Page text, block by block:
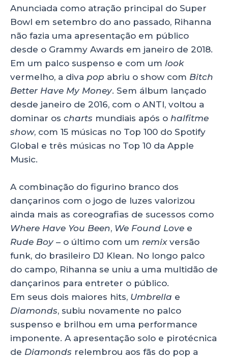
Anunciada como atração principal do Super
Bowl em setembro do ano passado, Rihanna
não fazia uma apresentação em público
desde o Grammy Awards em janeiro de 2018.
Em um palco suspenso e com um look
vermelho, a diva pop abriu o show com Bitch
Better Have My Money. Sem álbum lançado
desde janeiro de 2016, com o ANTI, voltou a
dominar os charts mundiais após o halfitme
show, com 15 músicas no Top 100 do Spotify
Global e três músicas no Top 10 da Apple
Music.
A combinação do figurino branco dos
dançarinos com o jogo de luzes valorizou
ainda mais as coreografias de sucessos como
Where Have You Been, We Found Love e
Rude Boy– o último com um remix versão
funk, do brasileiro DJ Klean. No longo palco
do campo, Rihanna se uniu a uma multidão de
dançarinos para entreter o público.
Em seus dois maiores hits, Umbrella e
Diamonds, subiu novamente no palco
suspenso e brilhou em uma performance
imponente. A apresentação solo e pirotécnica
de Diamonds relembrou aos fãs do pop a